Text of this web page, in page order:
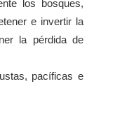
los bosques,
e invertir la
la pérdida de
pacíficas e